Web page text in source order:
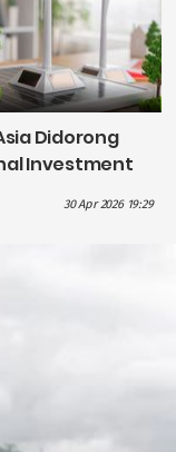
Didorong
Investment
30 Apr 2026 19:29